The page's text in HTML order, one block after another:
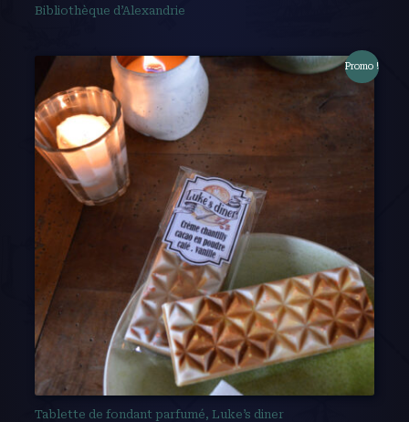
Bibliothèque d’Alexandrie
Promo !
Tablette de fondant parfumé, Luke’s diner